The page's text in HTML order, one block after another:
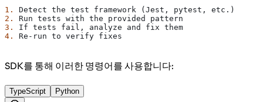
1.
Detect the test framework (Jest, pytest, etc.)
2.
Run tests with the provided pattern
3.
If tests fail, analyze and fix them
4.
Re-run to verify fixes
SDK를 통해 이러한 명령어를 사용합니다:
TypeScript Python